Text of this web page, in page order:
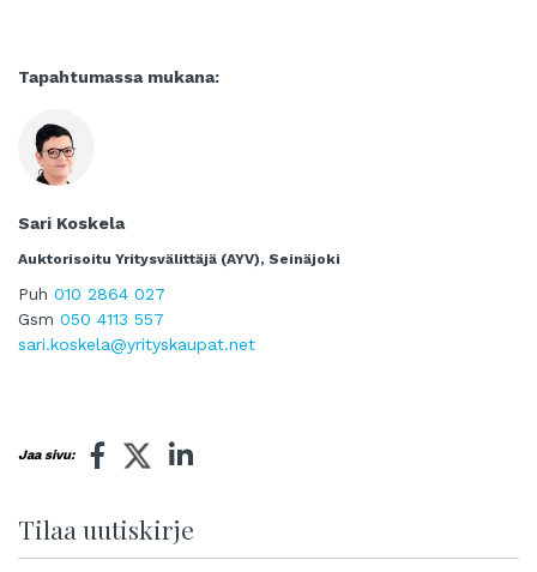
Tapahtumassa mukana:
Sari Koskela
Auktorisoitu Yritysvälittäjä (AYV), Seinäjoki
Puh 010 2864 027
Gsm 050 4113 557
sari.koskela@yrityskaupat.net
Jaa sivu:
Tilaa uutiskirje